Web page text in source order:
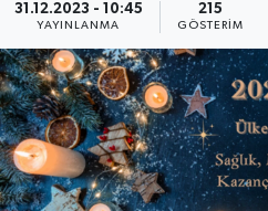
31.12.2023 - 10:45
YAYINLANMA
215
GÖSTERIM
Tüm Manşetler
Son Dakika Haberleri
Haber Arşivi